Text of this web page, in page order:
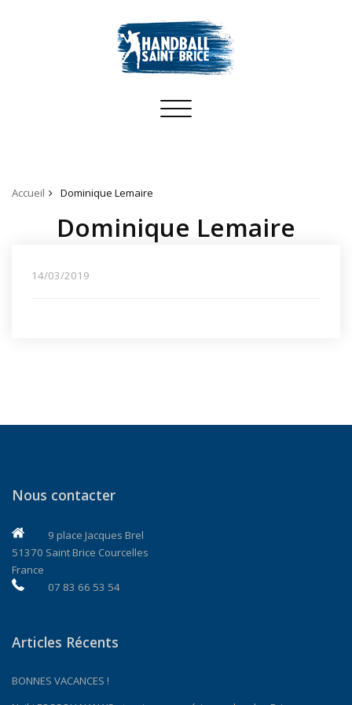
Toggle
Accueil Dominique Lemaire
Dominique Lemaire
14/03/2019
Nous contacter
9 place Jacques Brel
51370 Saint Brice Courcelles
France
07 83 66 53 54
Articles Récents
BONNES VACANCES !